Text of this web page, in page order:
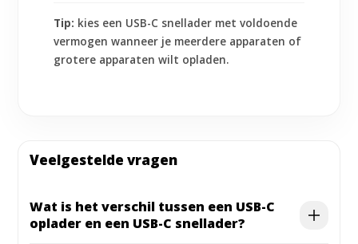
Tip: kies een USB-C snellader met voldoende
vermogen wanneer je meerdere apparaten of
grotere apparaten wilt opladen.
Veelgestelde vragen
Wat is het verschil tussen een USB-C
oplader en een USB-C snellader?